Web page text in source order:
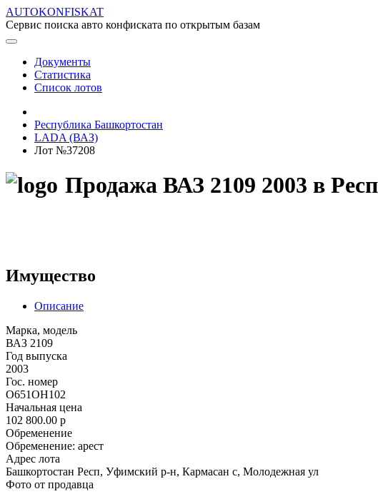
AUTOKONFISKAT
Сервис поиска авто конфиската по открытым базам
Документы
Статистика
Список лотов
Республика Башкортостан
LADA (ВАЗ)
Лот №37208
Продажа ВАЗ 2109 2003 в
Имущество
Описание
Марка, модель
ВАЗ 2109
Год выпуска
2003
Гос. номер
О651ОН102
Начальная цена
102 800.00 p
Обременение
Обременение: арест
Адрес лота
Башкортостан Респ, Уфимский р-н, Кармасан с, Молодежная ул
Фото от продавца